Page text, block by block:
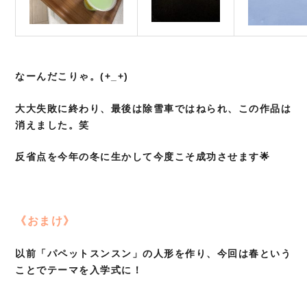
なーんだこりゃ。(+_+)
大大失敗に終わり、最後は除雪車ではねられ、この作品は
消えました。笑
反省点を今年の冬に生かして今度こそ成功させます🌟
《おまけ》
以前「パペットスンスン」の人形を作り、今回は春という
ことでテーマを入学式に！